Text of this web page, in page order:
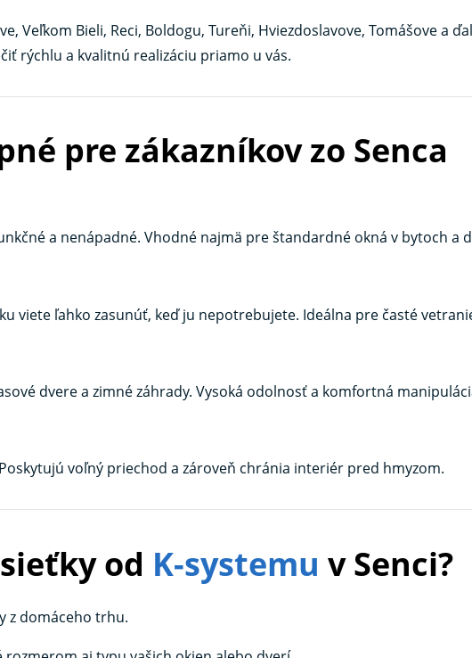
Veľkom Bieli, Reci, Boldogu, Tureňi, Hviezdoslavove, Tomášove a
rýchlu a kvalitnú realizáciu priamo u vás.
pre zákazníkov zo Senca
a nenápadné. Vhodné najmä pre štandardné okná v bytoch a
viete ľahko zasunúť, keď ju nepotrebujete. Ideálna pre časté
dvere a zimné záhrady. Vysoká odolnosť a komfortná
voľný priechod a zároveň chránia interiér pred hmyzom.
od K-systemu v Senci?
z domáceho trhu.